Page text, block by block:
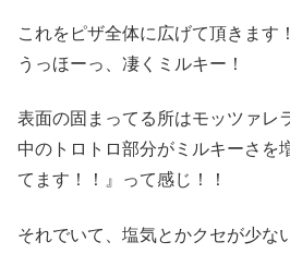
これをピザ全体に広げて頂きます
うっほーっ、凄くミルキー！
表面の固まってる所はモッツァレ
中のトロトロ部分がミルキーさ
てます！！』って感じ！！
それでいて、塩気とかクセが少な